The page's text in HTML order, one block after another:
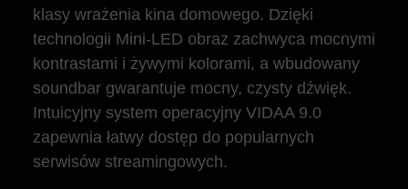
klasy wrażenia kina domowego. Dzięki
technologii Mini-LED obraz zachwyca mocnymi
kontrastami i żywymi kolorami, a wbudowany
soundbar gwarantuje mocny, czysty dźwięk.
Intuicyjny system operacyjny VIDAA 9.0
zapewnia łatwy dostęp do popularnych
serwisów streamingowych.